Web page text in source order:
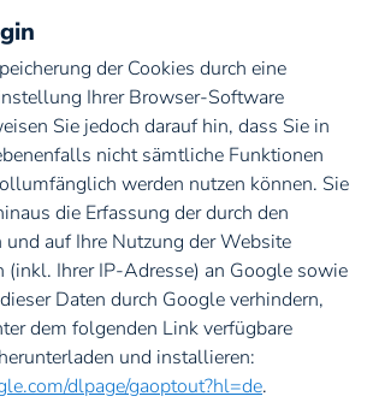
der Cookies durch eine
Ihrer Browser-Software
Sie jedoch darauf hin, dass Sie in
nicht sämtliche Funktionen
werden nutzen können. Sie
die Erfassung der durch den
und auf Ihre Nutzung der Website
(inkl. Ihrer IP-Adresse) an Google sowie
Daten durch Google verhindern,
dem folgenden Link verfügbare
und installieren:
dlpage/gaoptout?hl=de.